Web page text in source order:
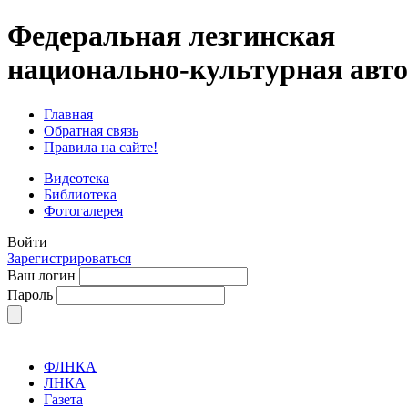
Федеральная лезгинская
национально-культурная
Главная
Обратная связь
Правила на сайте!
Видеотека
Библиотека
Фотогалерея
Войти
Зарегистрироваться
Ваш логин
Пароль
ФЛНКА
ЛНКА
Газета